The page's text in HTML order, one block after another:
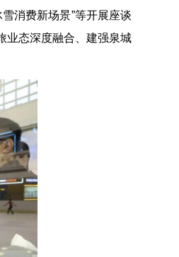
消费新场景”等开展座谈
业态深度融合、建强泉城